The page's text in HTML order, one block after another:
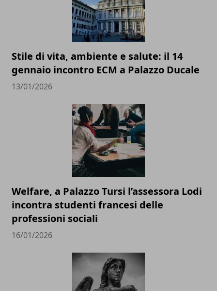
Stile di vita, ambiente e salute: il 14
gennaio incontro ECM a Palazzo Ducale
13/01/2026
Welfare, a Palazzo Tursi l’assessora Lodi
incontra studenti francesi delle
professioni sociali
16/01/2026